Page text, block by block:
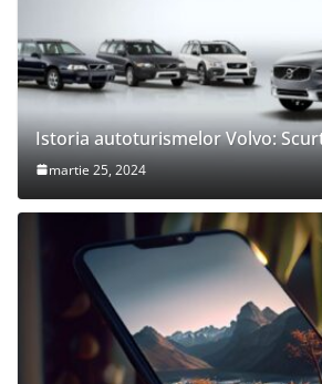
Istoria autoturismelor Volvo:
martie 25, 2024